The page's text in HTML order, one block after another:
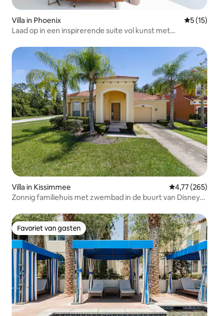
Villa in Phoenix
5 (15)
Laad op in een inspirerende suite vol kunst met
Villa in Kissimmee Gemiddelde
4,77 (265)
Zonnig familiehuis met zwembad in de buurt van Disney
Favoriet van gasten
Favoriet van gasten